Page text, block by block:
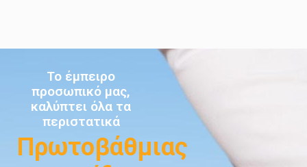
Το έμπειρο
προσωπικό μας,
καλύπτει όλα τα
περιστατικά
Πρωτοβάθμιας